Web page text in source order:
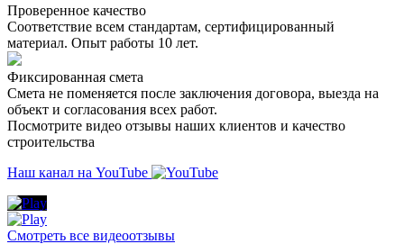
Проверенное качество
Соответствие всем стандартам, сертифицированный
материал. Опыт работы 10 лет.
Фиксированная смета
Смета не поменяется после заключения договора, выезда на
объект и согласования всех работ.
Посмотрите видео отзывы наших клиентов и качество
строительства
Наш канал на YouTube
Смотреть все видеоотзывы